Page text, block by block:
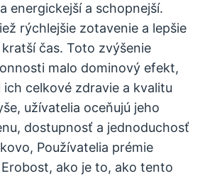
energickejší a schopnejší.
rýchlejšie zotavenie a lepšie
čas. Toto zvýšenie
malo dominový efekt,
celkové zdravie a kvalitu
užívatelia oceňujú jeho
dostupnosť a jednoduchosť
Používatelia prémie
ako je to, ako tento